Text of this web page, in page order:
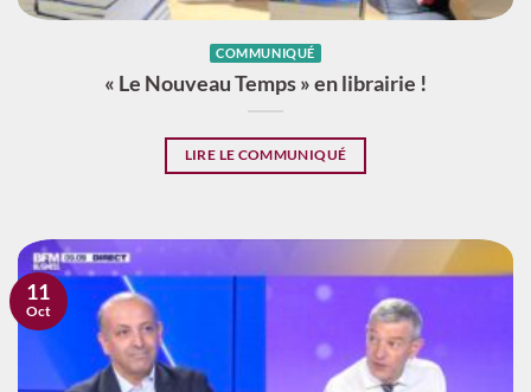
COMMUNIQUÉ
« Le Nouveau Temps » en librairie !
LIRE LE COMMUNIQUÉ
11
Oct